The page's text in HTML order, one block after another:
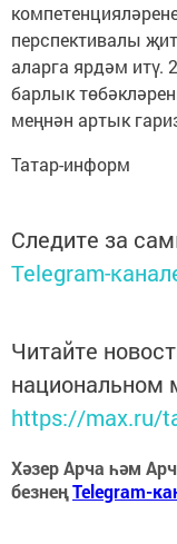
перспективалы
аларга ярдәм итү.
барлык
меңнән артык
Татар-информ
Следите за
Telegram-
Читайте
национальном
https://max.ru/
Хәзер Арча һәм
безнеңTelegram-